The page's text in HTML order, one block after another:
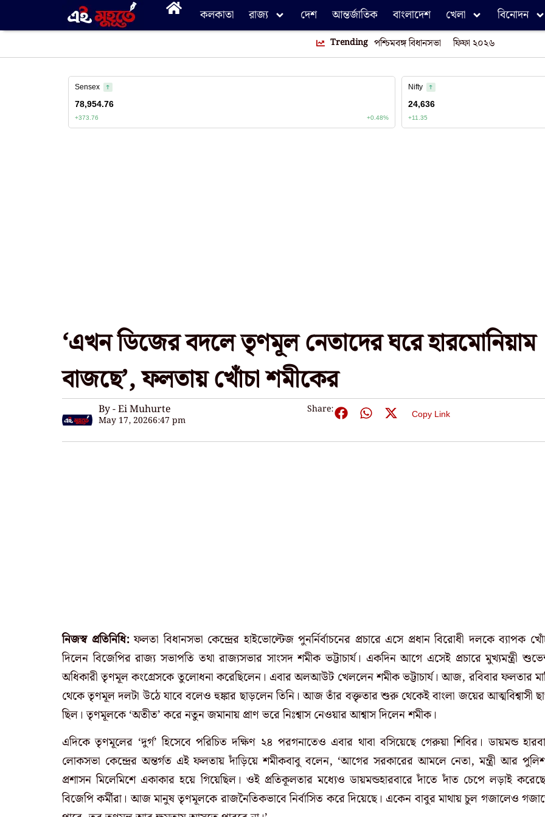
কলকাতা রাজ্য দেশ আন্তর্জাতিক বাংলাদেশ খেলা বিনোদন
Trending পশ্চিমবঙ্গ বিধানসভা ফিফা ২০২৬
‘‌এখন ডিজের বদলে তৃণমূল নেতাদের ঘরে হারমোনিয়াম
বাজছে’‌, ফলতায় খোঁচা শমীকের
By - Ei Muhurte
May 17, 20266:47 pm
Share: Copy Link
নিজস্ব প্রতিনিধি:‌ফলতা বিধানসভা কেন্দ্রের হাইভোল্টেজ পুনর্নির্বাচনের প্রচারে এসে প্রধান বিরোধী দলকে ব্যাপক
দিলেন বিজেপির রাজ্য সভাপতি তথা রাজ্যসভার সাংসদ শমীক ভট্টাচার্য। একদিন আগে এসেই প্রচারে মুখ্যমন্ত্রী
অধিকারী তৃণমূল কংগ্রেসকে তুলোধনা করেছিলেন। এবার অলআউট খেললেন শমীক ভট্টাচার্য। আজ, রবিবার ফলতার
থেকে তৃণমূল দলটা উঠে যাবে বলেও হুঙ্কার ছাড়লেন তিনি। আজ তাঁর বক্তৃতার শুরু থেকেই বাংলা জয়ের আত্মবিশ্বাসী
ছিল। তৃণমূলকে ‘অতীত’ করে নতুন জমানায় প্রাণ ভরে নিঃশ্বাস নেওয়ার আশ্বাস দিলেন শমীক।
এদিকে তৃণমূলের ‘দুর্গ’ হিসেবে পরিচিত দক্ষিণ ২৪ পরগনাতেও এবার থাবা বসিয়েছে গেরুয়া শিবির। ডায়মন্ড
লোকসভা কেন্দ্রের অন্তর্গত এই ফলতায় দাঁড়িয়ে শমীকবাবু বলেন, ‘আগের সরকারের আমলে নেতা, মন্ত্রী আর
প্রশাসন মিলেমিশে একাকার হয়ে গিয়েছিল। ওই প্রতিকূলতার মধ্যেও ডায়মন্ডহারবারে দাঁতে দাঁত চেপে লড়াই
বিজেপি কর্মীরা। আজ মানুষ তৃণমূলকে রাজনৈতিকভাবে নির্বাসিত করে দিয়েছে। একেন বাবুর মাথায় চুল গজালেও